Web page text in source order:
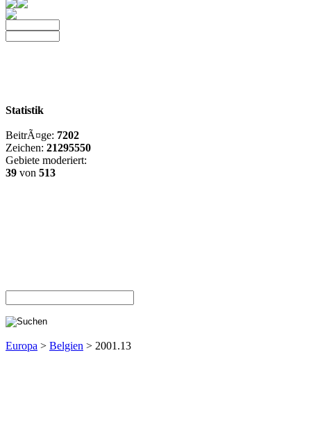
Statistik
BeitrÃ¤ge: 7202
Zeichen: 21295550
Gebiete moderiert:
39 von 513
Europa > Belgien > 2001.13